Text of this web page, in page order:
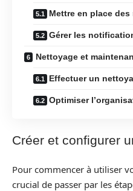
Mettre en place
Gérer les
Nettoyage et
Effectuer un
Optimiser
Créer et configurer
Pour commencer à utiliser
crucial de passer par les